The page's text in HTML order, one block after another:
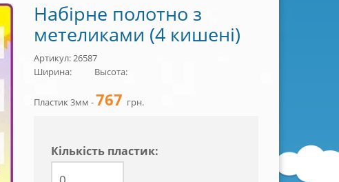
Набірне полотно з
метеликами (4 кишені)
Артикул: 26587
Ширина:
Высота:
Пластик 3мм -767 грн.
Кiлькiсть пластик: